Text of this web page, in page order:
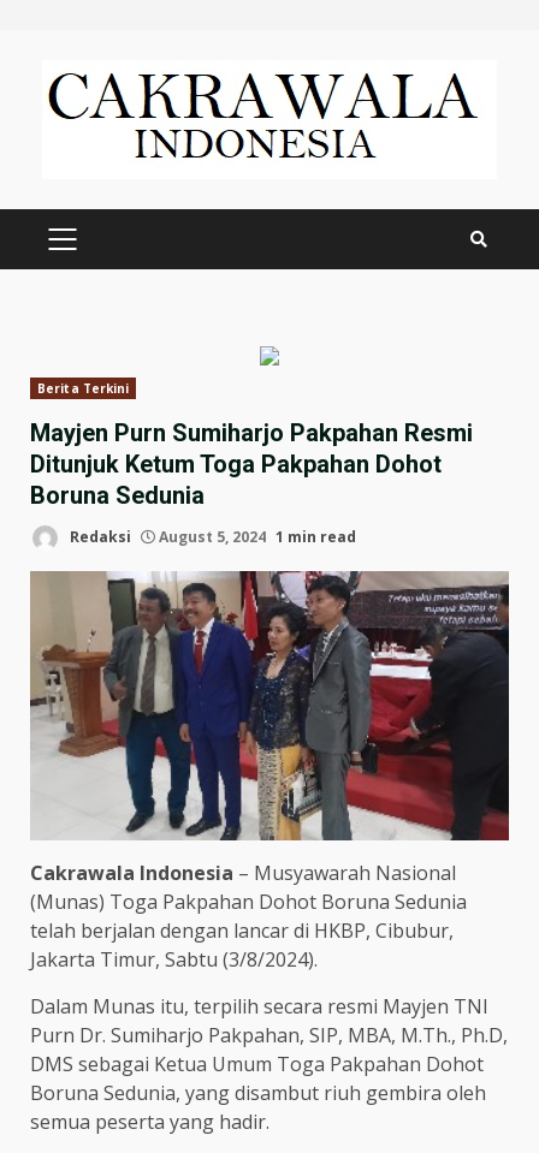
content
PRIMARY
Berita Terkini
Mayjen Purn Sumiharjo Pakpahan Resmi
Ditunjuk Ketum Toga Pakpahan Dohot
Boruna Sedunia
Redaksi August 5, 2024 1 min read
Cakrawala Indonesia – Musyawarah Nasional
(Munas) Toga Pakpahan Dohot Boruna Sedunia
telah berjalan dengan lancar di HKBP, Cibubur,
Jakarta Timur, Sabtu (3/8/2024).
Dalam Munas itu, terpilih secara resmi Mayjen TNI
Purn Dr. Sumiharjo Pakpahan, SIP, MBA, M.Th., Ph.D,
DMS sebagai Ketua Umum Toga Pakpahan Dohot
Boruna Sedunia, yang disambut riuh gembira oleh
semua peserta yang hadir.